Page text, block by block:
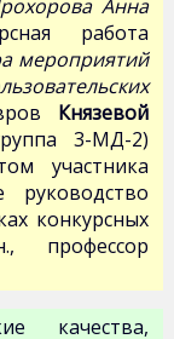
Анна
работа
мероприятий
Князевой
3-МД-2)
участника
конкурсных
профессор
качества,